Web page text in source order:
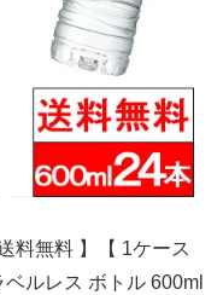
料無料 】【 1ケース
ルレス ボトル 600ml